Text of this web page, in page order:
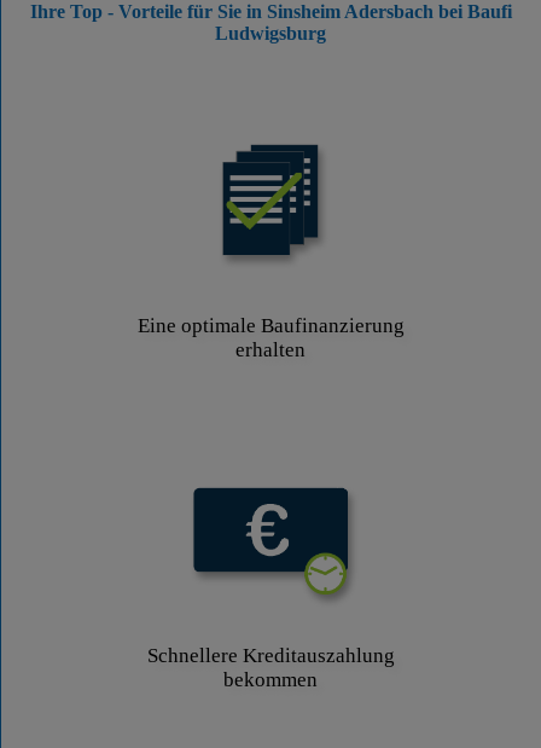
Ihre Top - Vorteile für Sie in Sinsheim Adersbach bei Baufi
Ludwigsburg
Eine optimale Baufinanzierung
erhalten
Schnellere Kreditauszahlung
bekommen